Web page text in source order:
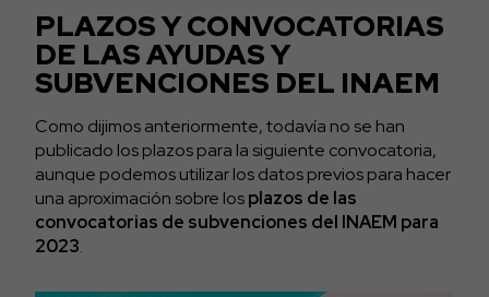
PLAZOS Y CONVOCATORIAS
DE LAS AYUDAS Y
SUBVENCIONES DEL INAEM
Como dijimos anteriormente, todavía no se han
publicado los plazos para la siguiente convocatoria,
aunque podemos utilizar los datos previos para hacer
una aproximación sobre losplazos de las
convocatorias de subvenciones del INAEM para
2023.